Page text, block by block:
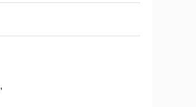
,